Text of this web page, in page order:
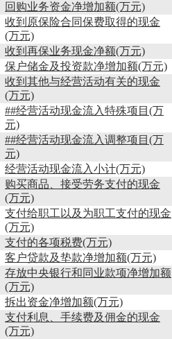
回购业务资金净增加额(万元)
收到原保险合同保费取得的现金
(万元)
收到再保业务现金净额(万元)
保户储金及投资款净增加额(万元)
收到其他与经营活动有关的现金
(万元)
##经营活动现金流入特殊项目(万
元)
##经营活动现金流入调整项目(万
元)
经营活动现金流入小计(万元)
购买商品、接受劳务支付的现金
(万元)
支付给职工以及为职工支付的现金
(万元)
支付的各项税费(万元)
客户贷款及垫款净增加额(万元)
存放中央银行和同业款项净增加额
(万元)
拆出资金净增加额(万元)
支付利息、手续费及佣金的现金
(万元)